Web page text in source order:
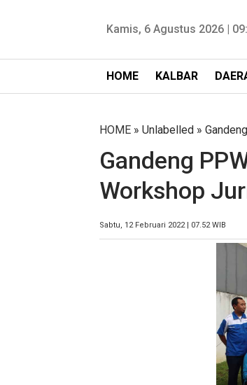
Kamis, 6 Agustus 2026 |
HOME KALBAR
HOME » Unlabelled »
Gandeng
Workshop
Sabtu, 12 Februari 2022 | 07.52 WIB